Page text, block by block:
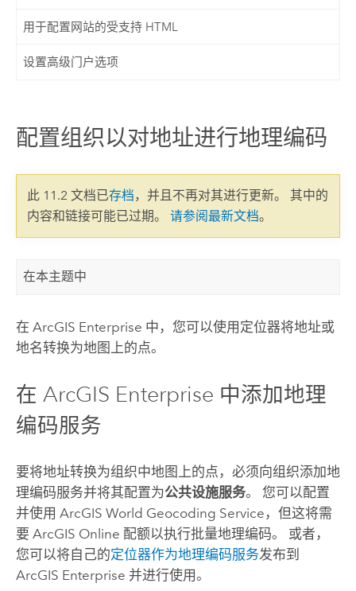
用于配置网站的受支持 HTML
设置高级门户选项
配置组织以对地址进行地理编码
此 11.2 文档已存档，并且不再对其进行更新。 其中的
内容和链接可能已过期。 请参阅最新文档。
在本主题中
在 ArcGIS Enterprise 中，您可以使用定位器将地址或
地名转换为地图上的点。
在 ArcGIS Enterprise 中添加地理
编码服务
要将地址转换为组织中地图上的点，必须向组织添加地
理编码服务并将其配置为公共设施服务。 您可以配置
并使用 ArcGIS World Geocoding Service ，但这将需
要 ArcGIS Online 配额以执行批量地理编码。 或者，
您可以将自己的定位器作为地理编码服务发布到
ArcGIS Enterprise 并进行使用。